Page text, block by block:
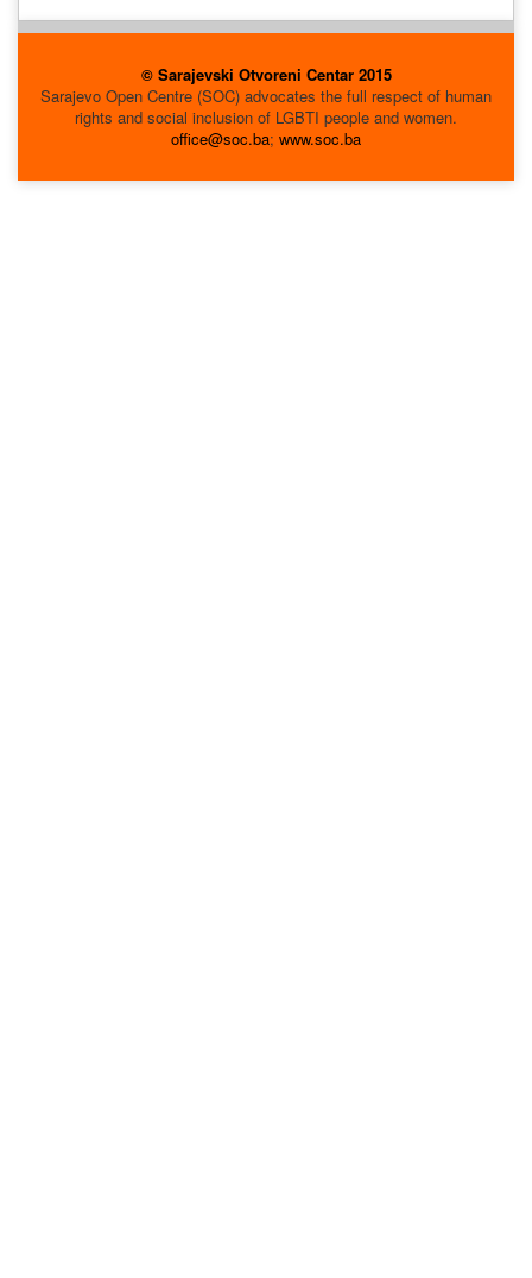
© Sarajevski Otvoreni Centar 2015
Sarajevo Open Centre (SOC) advocates the full respect of human
rights and social inclusion of LGBTI people and women.
office@soc.ba; www.soc.ba